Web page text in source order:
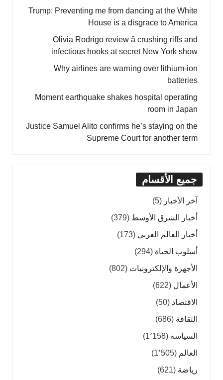
Trump: Preventing me from dancing at the White
House is a disgrace to America
Olivia Rodrigo review â crushing riffs and
infectious hooks at secret New York show
Why airlines are warning over lithium-ion
batteries
Moment earthquake shakes hospital operating
room in Japan
Justice Samuel Alito confirms he’s staying on the
Supreme Court for another term
جميع الأقسام
آخر الأخبار (5)
أخبار الشرق الأوسط (379)
أخبار العالم العربي (173)
أسلوب الحياة (294)
الأجهزة والإلكترونيات (802)
الأعمال (622)
الاقتصاد (50)
الثقافة (686)
السياسة (1٬158)
العالم (1٬505)
رياضة (621)